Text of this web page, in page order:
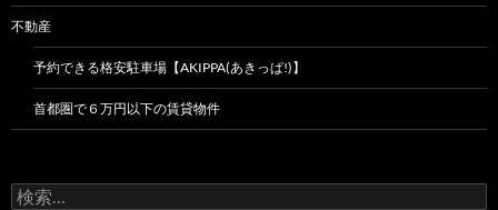
不動産
予約できる格安駐車場【AKIPPA(あきっぱ!)】
首都圏で６万円以下の賃貸物件
検